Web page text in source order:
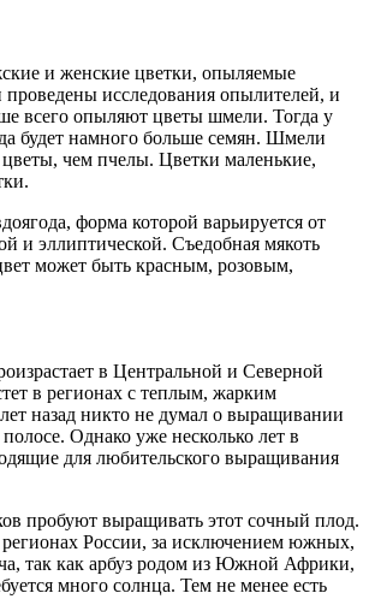
и женские цветки, опыляемые
исследования опылителей, и
всего опыляют цветы шмели. Тогда у
будет намного больше семян. Шмели
чем пчелы. Цветки маленькие,
форма которой варьируется от
и эллиптической. Съедобная мякоть
может быть красным, розовым,
в Центральной и Северной
в регионах с теплым, жарким
назад никто не думал о выращивании
Однако уже несколько лет в
для любительского выращивания
пробуют выращивать этот сочный плод.
России, за исключением южных,
так как арбуз родом из Южной Африки,
много солнца. Тем не менее есть